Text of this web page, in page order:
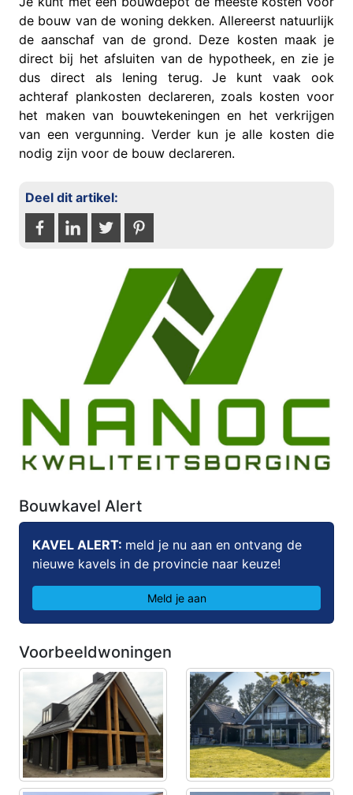
de bouw van de woning dekken. Allereerst natuurlijk
de aanschaf van de grond. Deze kosten maak je
direct bij het afsluiten van de hypotheek, en zie je
dus direct als lening terug. Je kunt vaak ook
achteraf plankosten declareren, zoals kosten voor
het maken van bouwtekeningen en het verkrijgen
van een vergunning. Verder kun je alle kosten die
nodig zijn voor de bouw declareren.
Deel dit artikel:
Bouwkavel Alert
KAVEL ALERT: meld je nu aan en ontvang de
nieuwe kavels in de provincie naar keuze!
Meld je aan
Voorbeeldwoningen